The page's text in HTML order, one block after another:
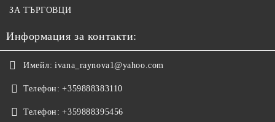
ЗА ТЪРГОВЦИ
Информация за контакти:
Имейл: ivana_raynova1@yahoo.com
Телефон: +359888383110
Телефон: +359888395456